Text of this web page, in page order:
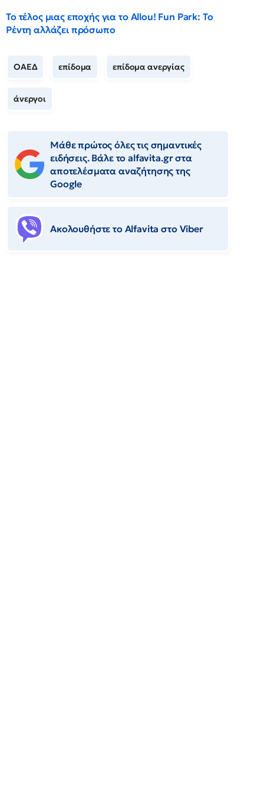
Το τέλος μιας εποχής για το Allou! Fun Park: Το
Ρέντη αλλάζει πρόσωπο
ΟΑΕΔ επίδομα επίδομα ανεργίας
άνεργοι
Μάθε πρώτος όλες τις σημαντικές
ειδήσεις. Βάλε το alfavita.gr στα
αποτελέσματα αναζήτησης της
Google
Ακολουθήστε το Αlfavita στο Viber